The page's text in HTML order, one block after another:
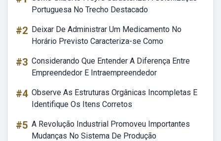
Portuguesa No Trecho Destacado
#2 Deixar De Administrar Um Medicamento No
Horário Previsto Caracteriza-se Como
#3 Considerando Que Entender A Diferença Entre
Empreendedor E Intraempreendedor
#4 Observe As Estruturas Orgânicas Incompletas E
Identifique Os Itens Corretos
#5 A Revolução Industrial Promoveu Importantes
Mudanças No Sistema De Produção